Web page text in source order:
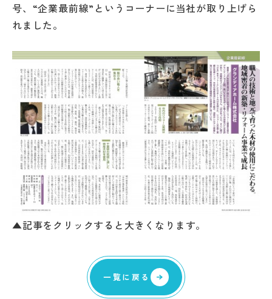
号、“企業最前線”というコーナーに当社が取り上げら
れました。
▲記事をクリックすると大きくなります。
一覧に戻る